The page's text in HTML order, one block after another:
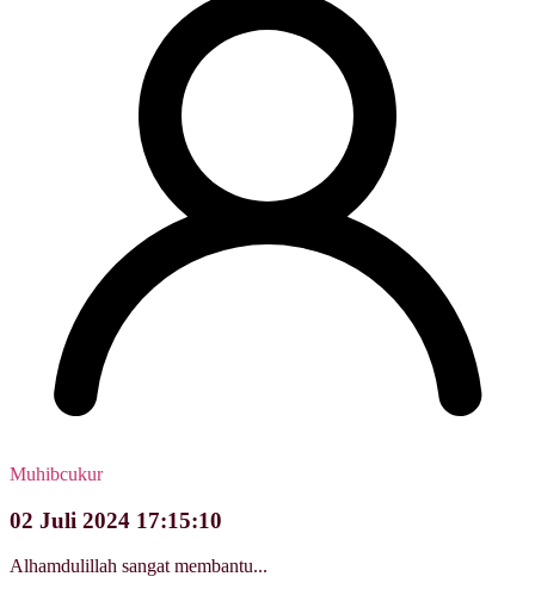
Muhibcukur
02 Juli 2024 17:15:10
Alhamdulillah sangat membantu...